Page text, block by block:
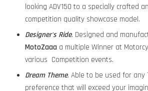
looking ADV150 to a specially crafted
competition quality showcase model.
Designer's Ride. Designed and
MotoZaaa a multiple Winner at
various Competition events.
Dream Theme. Able to be used for any
preference that will exceed your